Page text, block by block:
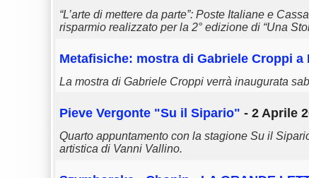
“L’arte di mettere da parte”: Poste Italiane e
risparmio realizzato per la 2° edizione di “Una
Metafisiche: mostra di Gabriele Croppi a
La mostra di Gabriele Croppi verrà inaugurata
Pieve Vergonte "Su il Sipario" - 2 Aprile
Quarto appuntamento con la stagione Su il
artistica di Vanni Vallino.